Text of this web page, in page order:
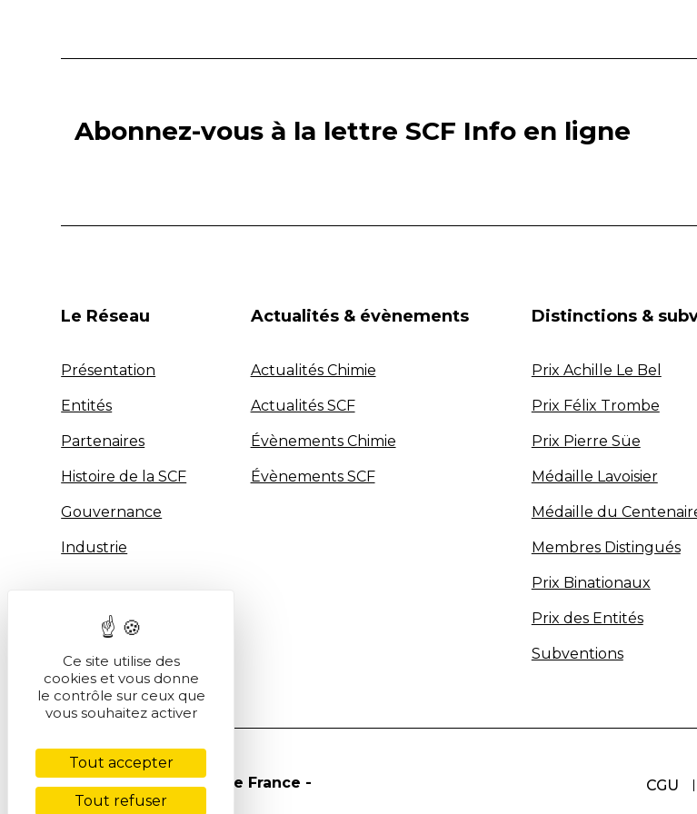
Abonnez-vous à la lettre SCF Info en ligne
Le Réseau
Présentation
Entités
Partenaires
Histoire de la SCF
Gouvernance
Industrie
Actualités & évènements
Actualités Chimie
Actualités SCF
Évènements Chimie
Évènements SCF
Distinctions &
Prix Achille Le Bel
Prix Félix Trombe
Prix Pierre Süe
Médaille Lavoisier
Médaille du
Membres Distingués
Prix Binationaux
Prix des Entités
Subventions
CGU
© Société Chimique de France -
Ce site utilise des
cookies et vous donne
le contrôle sur ceux que
vous souhaitez activer
Tout accepter
Tout refuser